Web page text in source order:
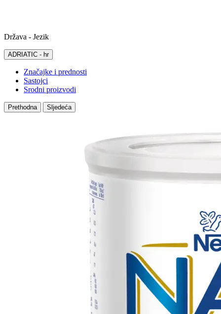
Država - Jezik
ADRIATIC - hr
Značajke i prednosti
Sastojci
Srodni proizvodi
Prethodna Sljedeća